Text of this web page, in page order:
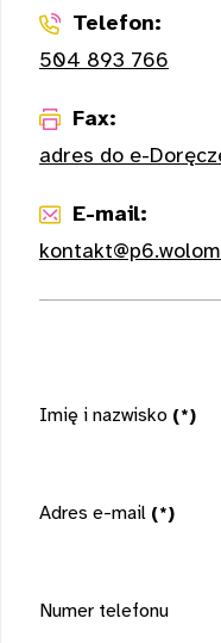
Telefon:
504 893 766
Fax:
adres do e-
E-mail:
Imię i nazwisko (*)
Adres e-mail (*)
Numer telefonu